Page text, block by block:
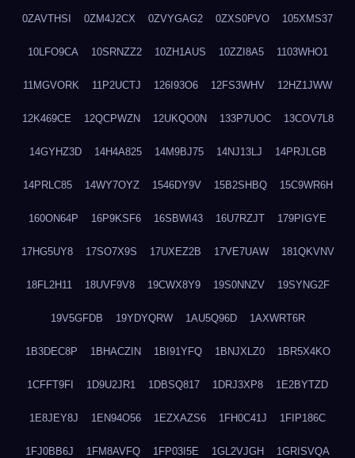
0ZAVTHSI 0ZM4J2CX 0ZVYGAG2 0ZXS0PVO 105XMS37
10LFO9CA 10SRNZZ2 10ZH1AUS 10ZZI8A5 1103WHO1
11MGVORK 11P2UCTJ 126I93O6 12FS3WHV 12HZ1JWW
12K469CE 12QCPWZN 12UKQO0N 133P7UOC 13COV7L8
14GYHZ3D 14H4A825 14M9BJ75 14NJ13LJ 14PRJLGB
14PRLC85 14WY7OYZ 1546DY9V 15B2SHBQ 15C9WR6H
160ON64P 16P9KSF6 16SBWI43 16U7RZJT 179PIGYE
17HG5UY8 17SO7X9S 17UXEZ2B 17VE7UAW 181QKVNV
18FL2H11 18UVF9V8 19CWX8Y9 19S0NNZV 19SYNG2F
19V5GFDB 19YDYQRW 1AU5Q96D 1AXWRT6R
1B3DEC8P 1BHACZIN 1BI91YFQ 1BNJXLZ0 1BR5X4KO
1CFFT9FI 1D9U2JR1 1DBSQ817 1DRJ3XP8 1E2BYTZD
1E8JEY8J 1EN94O56 1EZXAZS6 1FH0C41J 1FIP186C
1FJ0BB6J 1FM8AVFQ 1FP03I5E 1GL2VJGH 1GRISVQA